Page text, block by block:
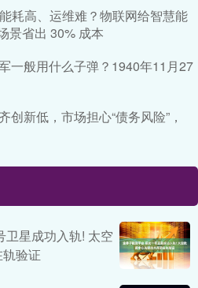
耗高、运维难？物联网给智慧能
景省出 30% 成本
一般用什么子弹？1940年11月27
新低，市场担心“债务风险”，
卫星成功入轨! 太空
验证